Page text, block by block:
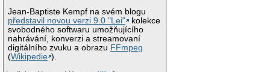
Jean-Baptiste Kempf na svém blogu
představil novou verzi 9.0 "Lei"
kolekce
svobodného softwaru umožňujícího
nahrávání, konverzi a streamovaní
digitálního zvuku a obrazu FFmpeg
(Wikipedie ).